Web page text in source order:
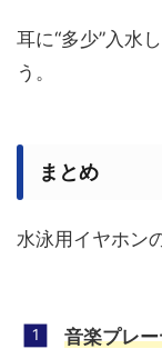
耳に“多少”入水
う。
まとめ
水泳用イヤホン
音楽プレ